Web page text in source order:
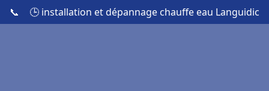
📞 🕒 installation et dépannage chauffe eau Languidic